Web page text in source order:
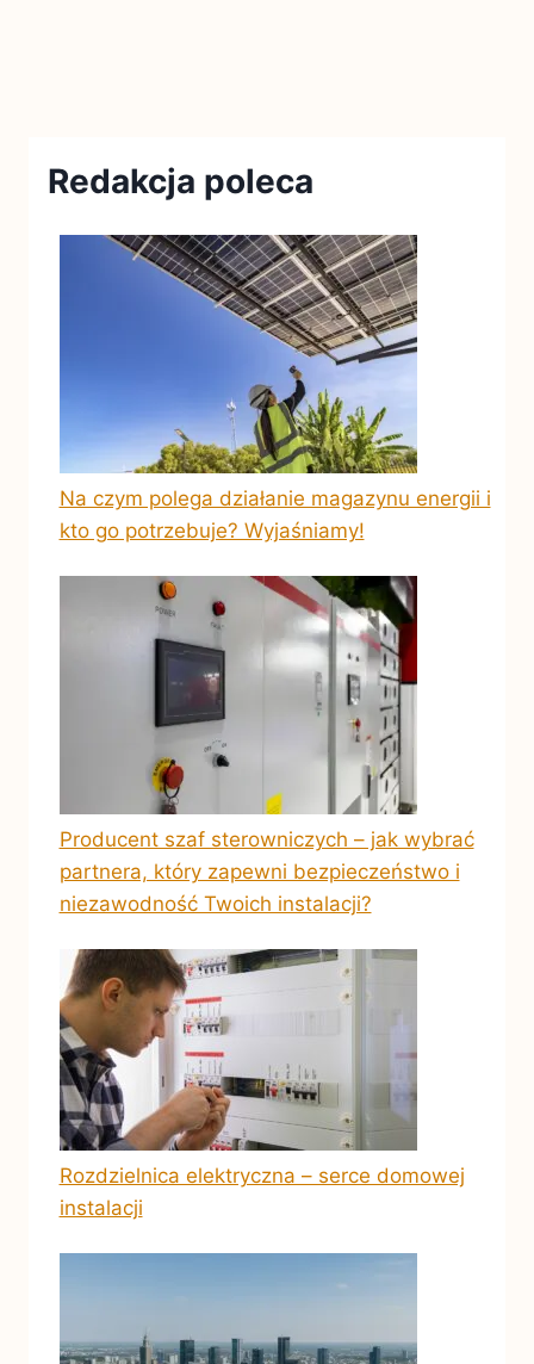
Redakcja poleca
Na czym polega działanie magazynu energii i
kto go potrzebuje? Wyjaśniamy!
Producent szaf sterowniczych – jak wybrać
partnera, który zapewni bezpieczeństwo i
niezawodność Twoich instalacji?
Rozdzielnica elektryczna – serce domowej
instalacji